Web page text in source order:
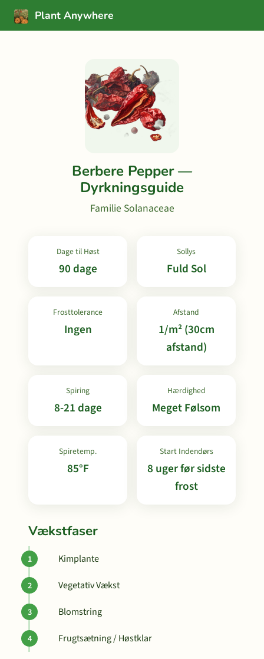
Plant Anywhere
Berbere Pepper —
Dyrkningsguide
Familie Solanaceae
Dage til Høst
90 dage
Sollys
Fuld Sol
Frosttolerance
Ingen
Afstand
1/m² (30cm
afstand)
Spiring
8-21 dage
Hærdighed
Meget Følsom
Spiretemp.
85°F
Start Indendørs
8 uger før sidste
frost
Vækstfaser
Kimplante
Vegetativ Vækst
Blomstring
Frugtsætning / Høstklar